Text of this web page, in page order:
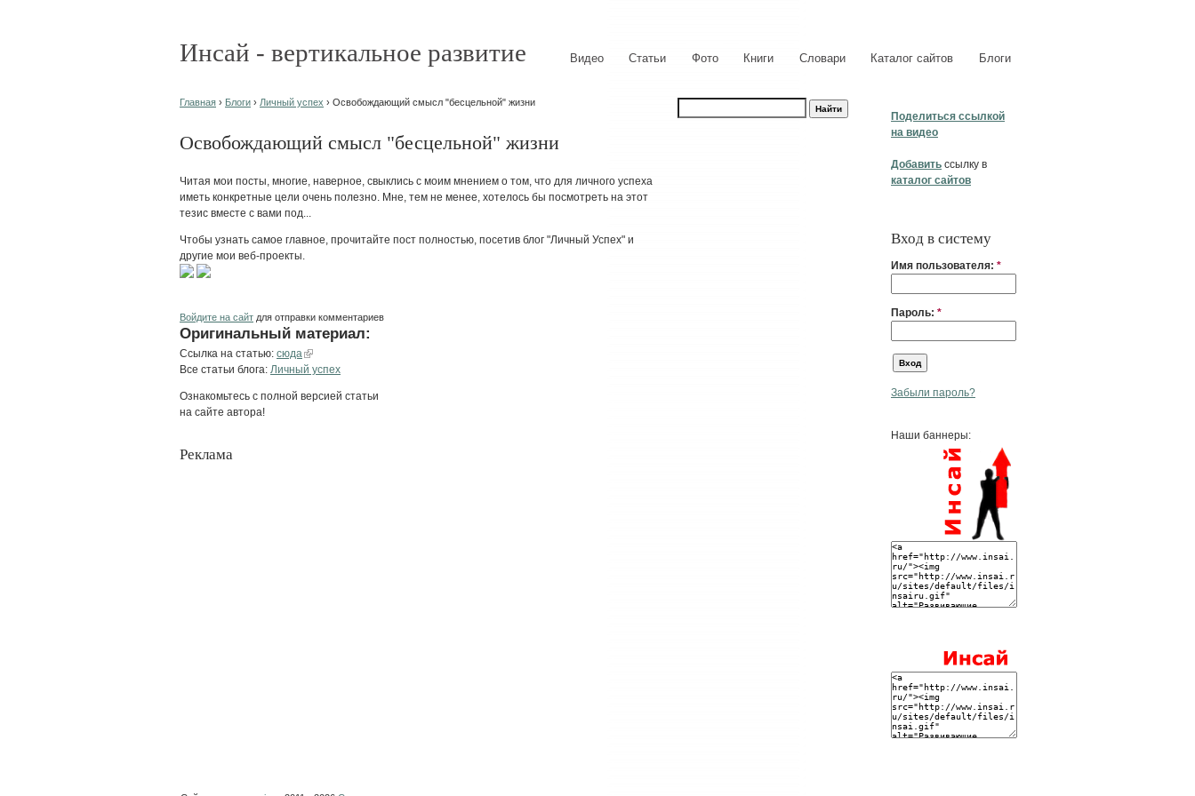
Инсай - вертикальное развитие Видео Статьи Фото Книги Словари Каталог сайтов Блоги
Поделиться ссылкой
на видео
Добавить ссылку в
каталог сайтов
Вход в систему
Имя пользователя: *
Пароль: *
Забыли пароль?
Наши баннеры:
Главная › Блоги › Личный успех › Освобождающий смысл "бесцельной" жизни
Освобождающий смысл "бесцельной" жизни
Читая мои посты, многие, наверное, свыклись с моим мнением о том, что для личного успеха
иметь конкретные цели очень полезно. Мне, тем не менее, хотелось бы посмотреть на этот
тезис вместе с вами под...
Чтобы узнать самое главное, прочитайте пост полностью, посетив блог "Личный Успех" и
другие мои веб-проекты.
Войдите на сайт для отправки комментариев
Оригинальный материал:
Ссылка на статью: сюда
Все статьи блога: Личный успех
Ознакомьтесь с полной версией статьи
на сайте автора!
Реклама